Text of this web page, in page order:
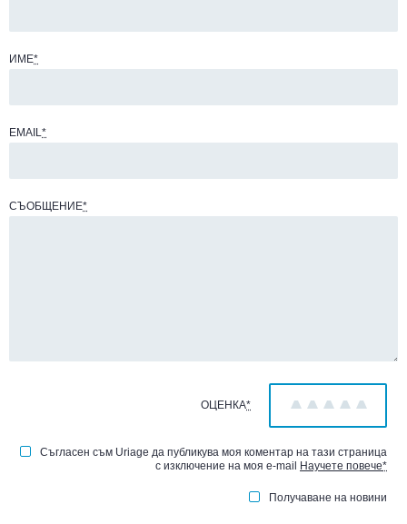
ИМЕ*
EMAIL*
СЪОБЩЕНИЕ*
ОЦЕНКА* 5
4
3
2
1
Съгласен съм Uriage да публикува моя коментар на тази страница
с изключение на моя e-mail
Научете повече*
Получаване на новини